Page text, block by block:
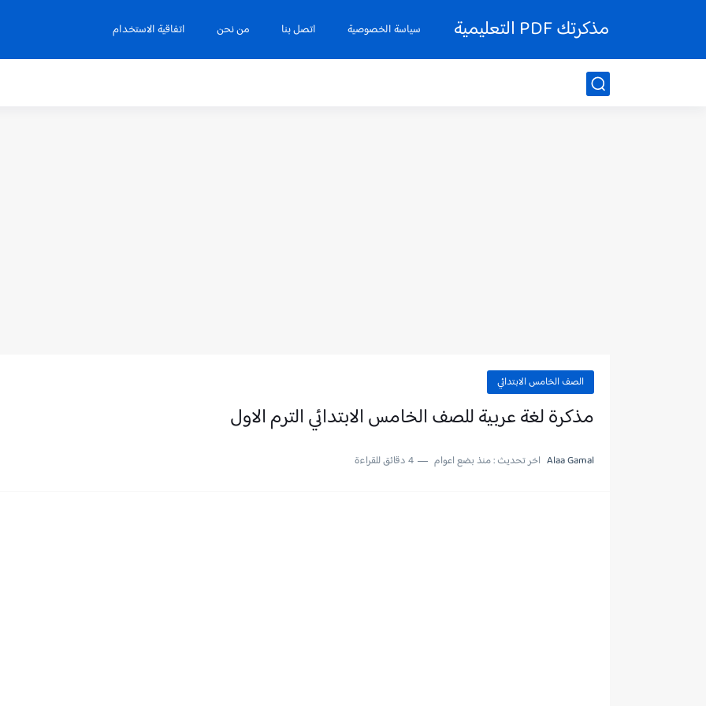
مذكرتك PDF التعليمية سياسة الخصوصية اتصل بنا من نحن اتفاقية الاستخدام
الصف الخامس الابتدائي
مذكرة لغة عربية للصف الخامس الابتدائي الترم الاول
Alaa Gamal اخر تحديث :منذ بضع اعوام 4 دقائق للقراءة